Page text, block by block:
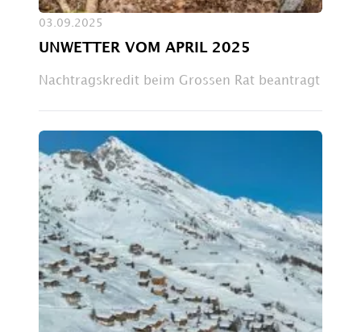
03.09.2025
UNWETTER VOM APRIL 2025
Nachtragskredit beim Grossen Rat beantragt